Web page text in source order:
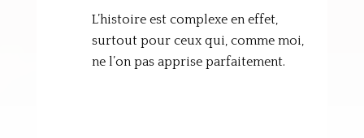
L’histoire est complexe en effet,
surtout pour ceux qui, comme moi,
ne l’on pas apprise parfaitement.